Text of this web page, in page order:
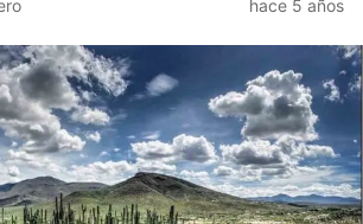
hace 5 años